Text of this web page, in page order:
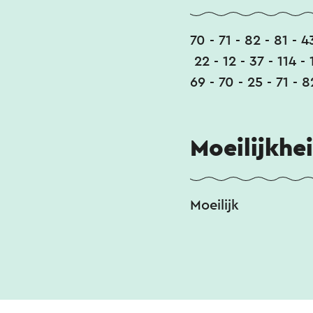
> 71 > 70.
70 - 71 - 82 - 81 -
22 - 12 - 37 - 114
69 - 70 - 25 - 71 -
Moeilijk